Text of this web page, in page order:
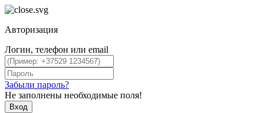
Авторизация
Логин, телефон или email
Забыли пароль?
Не заполнены необходимые поля!
Вход